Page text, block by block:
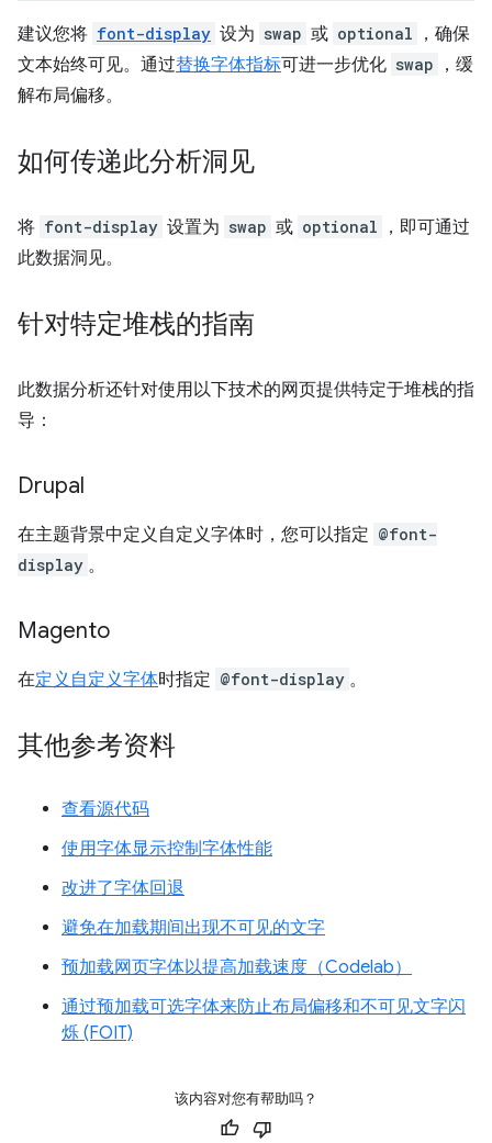
建议您将 font-display 设为 swap 或 optional
，确保
文本始终可见。通过替换字体指标可进一步优化 swap
，缓
解布局偏移。
如何传递此分析洞见
将 font-display 设置为 swap 或 optional
，即可通过
此数据洞见。
针对特定堆栈的指南
此数据分析还针对使用以下技术的网页提供特定于堆栈的指
导：
Drupal
在主题背景中定义自定义字体时，您可以指定 @font-
display 。
Magento
在定义自定义字体时指定 @font-display 。
其他参考资料
查看源代码
使用字体显示控制字体性能
改进了字体回退
避免在加载期间出现不可见的文字
预加载网页字体以提高加载速度（Codelab）
通过预加载可选字体来防止布局偏移和不可见文字闪
烁 (FOIT)
该内容对您有帮助吗？